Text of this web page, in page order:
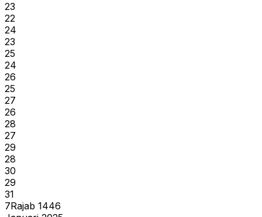
23
22
24
23
25
24
26
25
27
26
28
27
29
28
30
29
31
7Rajab 1446